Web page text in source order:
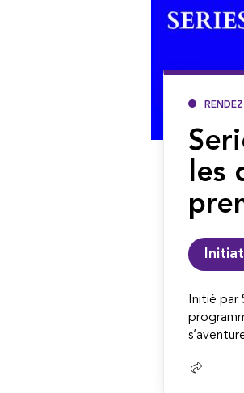
les
Initié par
Lire